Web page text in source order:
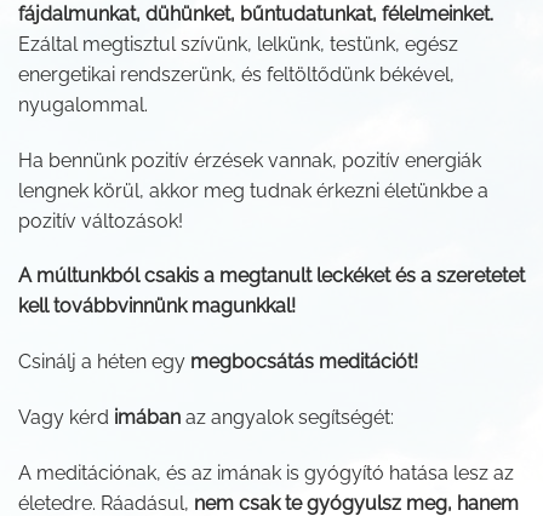
fájdalmunkat, dühünket, bűntudatunkat, félelmeinket.
Ezáltal megtisztul szívünk, lelkünk, testünk, egész
energetikai rendszerünk, és feltöltődünk békével,
nyugalommal.
Ha bennünk pozitív érzések vannak, pozitív energiák
lengnek körül, akkor meg tudnak érkezni életünkbe a
pozitív változások!
A múltunkból csakis a megtanult leckéket és a szeretetet
kell továbbvinnünk magunkkal!
Csinálj a héten egy megbocsátás meditációt!
Vagy kérd imában az angyalok segítségét:
A meditációnak, és az imának is gyógyító hatása lesz az
életedre. Ráadásul, nem csak te gyógyulsz meg, hanem